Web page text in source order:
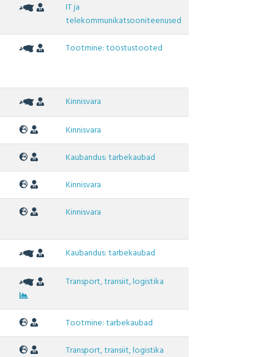
IT ja
telekommunikatsooniteenused
Tootmine: tööstustooted
Kinnisvara
Kinnisvara
Kaubandus: tarbekaubad
Kinnisvara
Kinnisvara
Kaubandus: tarbekaubad
Transport, transiit, logistika
Tootmine: tarbekaubad
Transport, transiit, logistika